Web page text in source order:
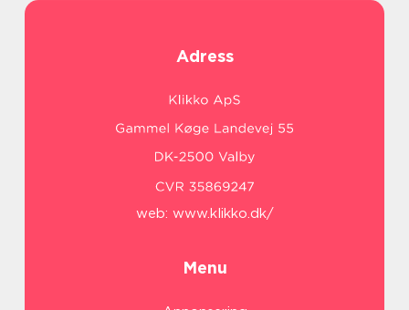
Adress
web: www.klikko.dk/
Menu